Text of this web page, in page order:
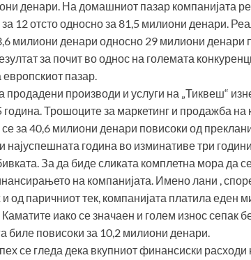
денари. На домашниот пазар компанијата
12 отсто односно за 81,5 милиони денари.
милиони денари односно 29 милиони денари
за почит во однос на големата
пазар.
продадени производи и услуги на „Тиквеш“
Трошоците за маркетинг и продажба на
за 40,6 милиони денари повисоки од
најуспешната година во изминативе три
За да биде сликата комплетна мора да
на компанијата. Имено лани ,
од паричниот тек, компанијата платила еден
Каматите иако се значаен и голем износ
биле повисоки за 10,2 милиони денари.
се гледа дека вкупниот финансиски